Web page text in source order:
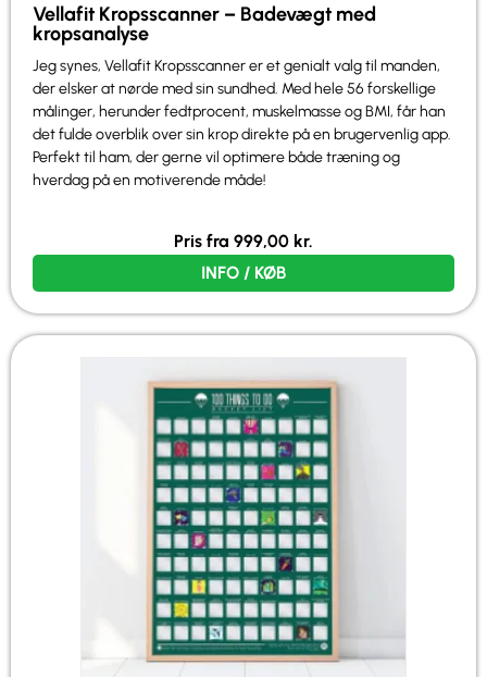
Vellafit Kropsscanner – Badevægt med
kropsanalyse
Jeg synes, Vellafit Kropsscanner er et genialt valg til manden,
der elsker at nørde med sin sundhed. Med hele 56 forskellige
målinger, herunder fedtprocent, muskelmasse og BMI, får han
det fulde overblik over sin krop direkte på en brugervenlig app.
Perfekt til ham, der gerne vil optimere både træning og
hverdag på en motiverende måde!
Pris fra 999,00 kr.
INFO / KØB